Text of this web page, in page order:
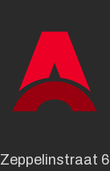
Zeppelinstraat 6